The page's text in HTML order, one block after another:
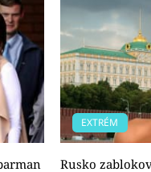
EXTRÉM
Rusko